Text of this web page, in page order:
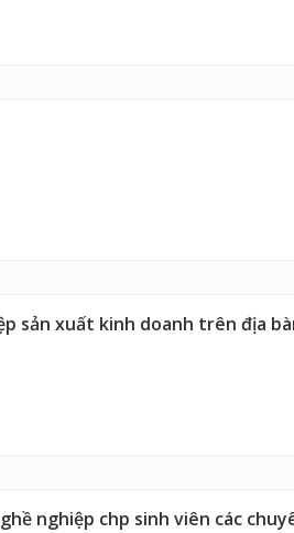
sản xuất kinh doanh trên địa
nghiệp chp sinh viên các